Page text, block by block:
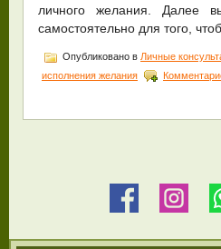
личного желания. Далее
самостоятельно для того,
Опубликовано в Личные
исполнения желания